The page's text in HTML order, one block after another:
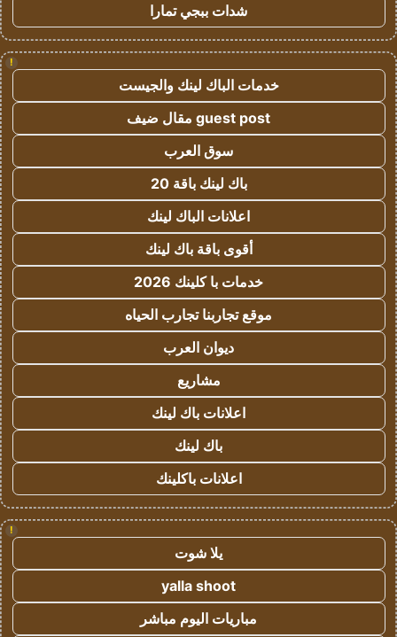
شدات ببجي تمارا
!
خدمات الباك لينك والجيست
guest post مقال ضيف
سوق العرب
باك لينك باقة 20
اعلانات الباك لينك
أقوى باقة باك لينك
خدمات با كلينك 2026
موقع تجاربنا تجارب الحياه
ديوان العرب
مشاريع
اعلانات باك لينك
باك لينك
اعلانات باكلينك
!
يلا شوت
yalla shoot
مباريات اليوم مباشر